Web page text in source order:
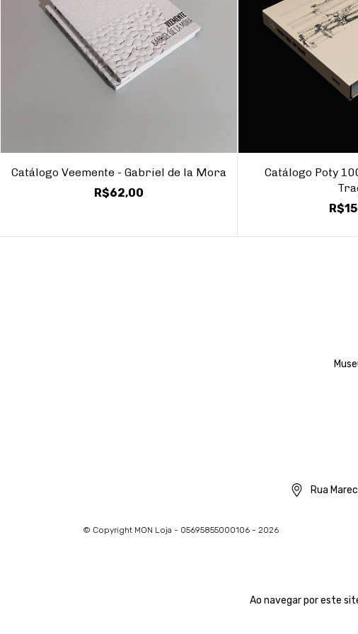
Ao navegar por este
Catálogo Veemente - Gabriel de la Mora
R$62,00
Catálogo Poty
Rua
© Copyright MON Loja - 05695855000106 - 2026